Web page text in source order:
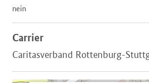
nein
Carrier
Caritasverband Rottenburg-